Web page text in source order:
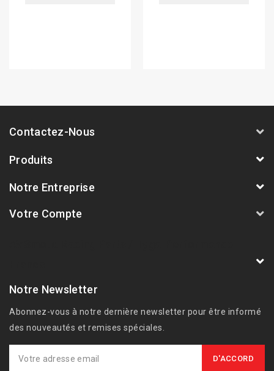
Contactez-Nous
Produits
Notre Entreprise
Votre Compte
Notre Newsletter
Abonnez-vous à notre dernière newsletter pour être informé
des nouveautés et remises spéciales.